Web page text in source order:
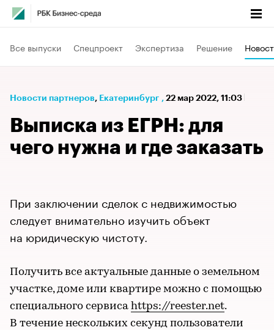
Все выпуски Спецпроект Экспертиза Решение
Новости партнеров⁠, Екатеринбург , 22 мар 2022, 11:03
Выписка из ЕГРН: для
чего нужна и где заказать
При заключении сделок с недвижимостью
следует внимательно изучить объект
на юридическую чистоту.
Получить все актуальные данные о земельном
участке, доме или квартире можно с помощью
специального сервиса https://reester.net.
В течение нескольких секунд пользователи